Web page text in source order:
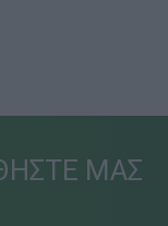
ΜΑΣ